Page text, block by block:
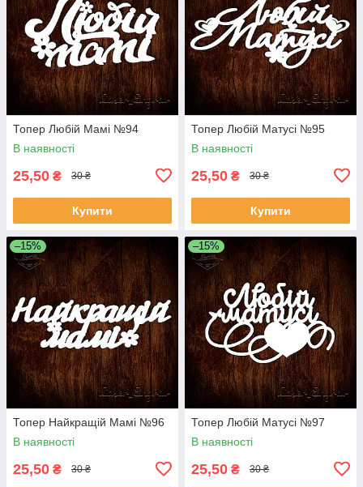
Топер Любій Мамі №94
В наявності
25,50 ₴ 30 ₴
Купити
Топер Любій Матусі №95
В наявності
25,50 ₴ 30 ₴
Купити
–15%
Топер Найкращій Мамі №96
В наявності
25,50 ₴ 30 ₴
–15%
Топер Любій Матусі №97
В наявності
25,50 ₴ 30 ₴